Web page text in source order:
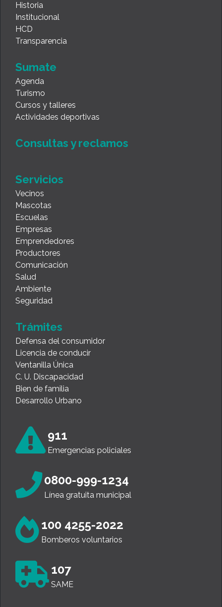
Historia
Institucional
HCD
Transparencia
Sumate
Agenda
Turismo
Cursos y talleres
Actividades deportivas
Consultas y reclamos
Servicios
Vecinos
Mascotas
Escuelas
Empresas
Emprendedores
Productores
Comunicación
Salud
Ambiente
Seguridad
Trámites
Defensa del consumidor
Licencia de conducir
Ventanilla Única
C. U. Discapacidad
Bien de familia
Desarrollo Urbano
911
Emergencias policiales
0800-999-1234
Línea gratuita municipal
100 4255-2022
Bomberos voluntarios
107
SAME